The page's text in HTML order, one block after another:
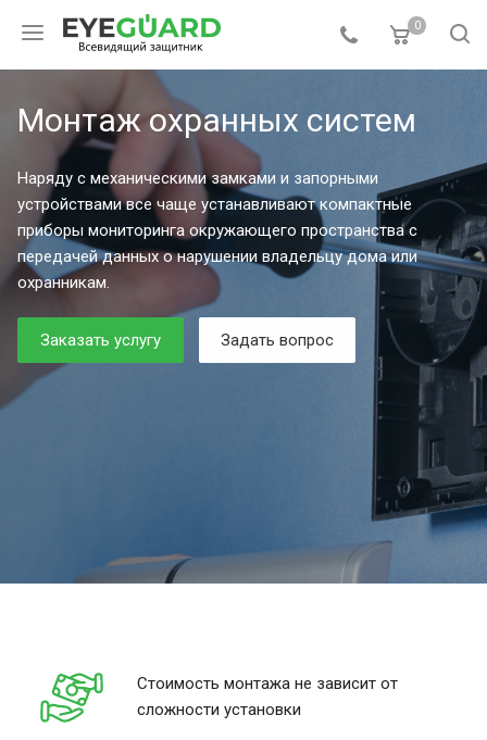
0
Монтаж охранных систем
Наряду с механическими замками и запорными
устройствами все чаще устанавливают компактные
приборы мониторинга окружающего пространства с
передачей данных о нарушении владельцу дома или
охранникам.
Заказать услугу Задать вопрос
Стоимость монтажа не зависит от
сложности установки